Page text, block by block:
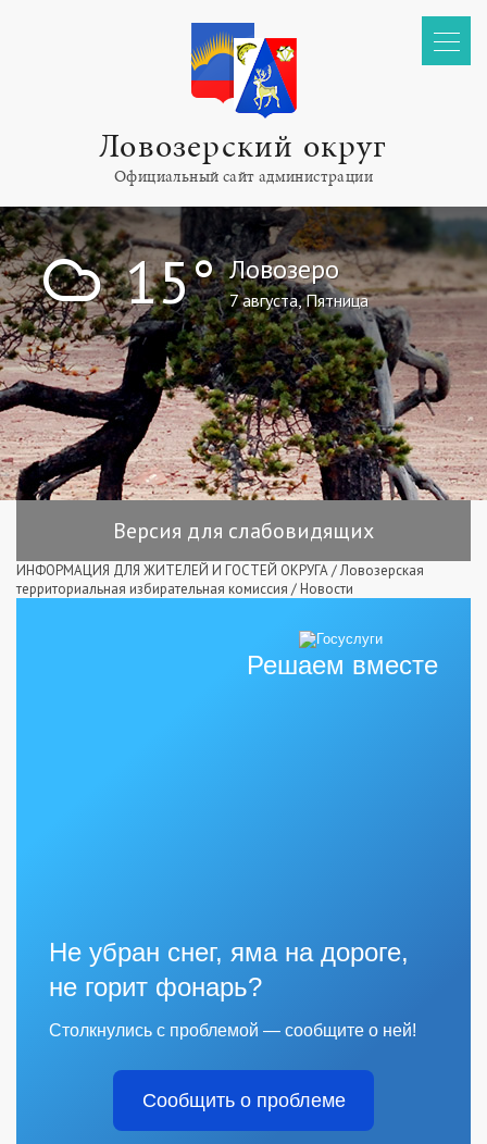
Ловозерский округ
Официальный сайт администрации
! 15° Ловозеро
7 августа, Пятница
Версия для слабовидящих
ИНФОРМАЦИЯ ДЛЯ ЖИТЕЛЕЙ И ГОСТЕЙ ОКРУГА/Ловозерская
территориальная избирательная комиссия / Новости
Решаем вместе
Не убран снег, яма на дороге,
не горит фонарь?
Столкнулись с проблемой — сообщите о ней!
Сообщить о проблеме